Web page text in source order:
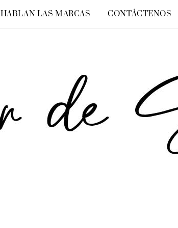
HABLAN LAS MARCAS CONTÁCTENOS